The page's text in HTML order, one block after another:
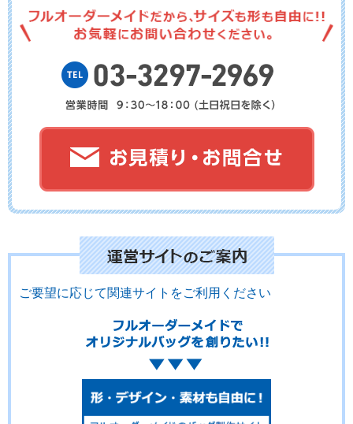
No.03-106 No.03-105 No.03-104
ご要望に応じて関連サイトをご利用ください